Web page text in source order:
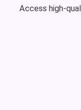
Access high-